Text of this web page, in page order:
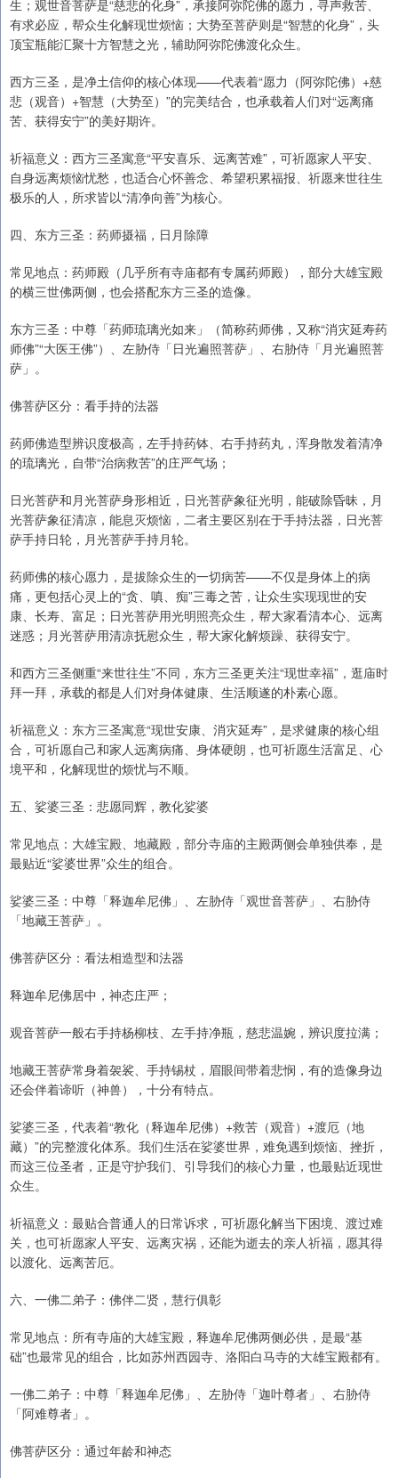
生；观世音菩萨是“慈悲的化身”，承接阿弥陀佛的愿力，寻声救苦、
有求必应，帮众生化解现世烦恼；大势至菩萨则是“智慧的化身”，头
顶宝瓶能汇聚十方智慧之光，辅助阿弥陀佛渡化众生。
西方三圣，是净土信仰的核心体现——代表着“愿力（阿弥陀佛）+慈
悲（观音）+智慧（大势至）”的完美结合，也承载着人们对“远离痛
苦、获得安宁”的美好期许。
祈福意义：西方三圣寓意“平安喜乐、远离苦难”，可祈愿家人平安、
自身远离烦恼忧愁，也适合心怀善念、希望积累福报、祈愿来世往生
极乐的人，所求皆以“清净向善”为核心。
四、东方三圣：药师摄福，日月除障
常见地点：药师殿（几乎所有寺庙都有专属药师殿），部分大雄宝殿
的横三世佛两侧，也会搭配东方三圣的造像。
东方三圣：中尊「药师琉璃光如来」（简称药师佛，又称“消灾延寿药
师佛”“大医王佛”）、左胁侍「日光遍照菩萨」、右胁侍「月光遍照菩
萨」。
佛菩萨区分：看手持的法器
药师佛造型辨识度极高，左手持药钵、右手持药丸，浑身散发着清净
的琉璃光，自带“治病救苦”的庄严气场；
日光菩萨和月光菩萨身形相近，日光菩萨象征光明，能破除昏昧，月
光菩萨象征清凉，能息灭烦恼，二者主要区别在于手持法器，日光菩
萨手持日轮，月光菩萨手持月轮。
药师佛的核心愿力，是拔除众生的一切病苦——不仅是身体上的病
痛，更包括心灵上的“贪、嗔、痴”三毒之苦，让众生实现现世的安
康、长寿、富足；日光菩萨用光明照亮众生，帮大家看清本心、远离
迷惑；月光菩萨用清凉抚慰众生，帮大家化解烦躁、获得安宁。
和西方三圣侧重“来世往生”不同，东方三圣更关注“现世幸福”，逛庙时
拜一拜，承载的都是人们对身体健康、生活顺遂的朴素心愿。
祈福意义：东方三圣寓意“现世安康、消灾延寿”，是求健康的核心组
合，可祈愿自己和家人远离病痛、身体硬朗，也可祈愿生活富足、心
境平和，化解现世的烦忧与不顺。
五、娑婆三圣：悲愿同辉，教化娑婆
常见地点：大雄宝殿、地藏殿，部分寺庙的主殿两侧会单独供奉，是
最贴近“娑婆世界”众生的组合。
娑婆三圣：中尊「释迦牟尼佛」、左胁侍「观世音菩萨」、右胁侍
「地藏王菩萨」。
佛菩萨区分：看法相造型和法器
释迦牟尼佛居中，神态庄严；
观音菩萨一般右手持杨柳枝、左手持净瓶，慈悲温婉，辨识度拉满；
地藏王菩萨常身着袈裟、手持锡杖，眉眼间带着悲悯，有的造像身边
还会伴着谛听（神兽），十分有特点。
娑婆三圣，代表着“教化（释迦牟尼佛）+救苦（观音）+渡厄（地
藏）”的完整渡化体系。我们生活在娑婆世界，难免遇到烦恼、挫折，
而这三位圣者，正是守护我们、引导我们的核心力量，也最贴近现世
众生。
祈福意义：最贴合普通人的日常诉求，可祈愿化解当下困境、渡过难
关，也可祈愿家人平安、远离灾祸，还能为逝去的亲人祈福，愿其得
以渡化、远离苦厄。
六、一佛二弟子：佛伴二贤，慧行俱彰
常见地点：所有寺庙的大雄宝殿，释迦牟尼佛两侧必供，是最“基
础”也最常见的组合，比如苏州西园寺、洛阳白马寺的大雄宝殿都有。
一佛二弟子：中尊「释迦牟尼佛」、左胁侍「迦叶尊者」、右胁侍
「阿难尊者」。
佛菩萨区分：通过年龄和神态